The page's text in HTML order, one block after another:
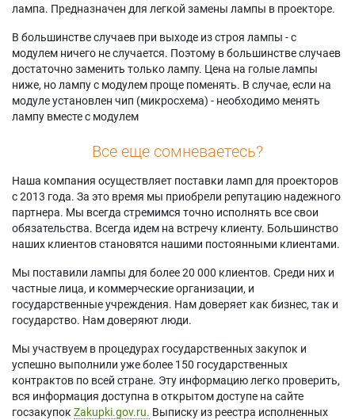
лампа. Предназначен для легкой замены лампы в проекторе.
В большинстве случаев при выходе из строя лампы - с
модулем ничего не случается. Поэтому в большинстве случаев
достаточно заменить только лампу. Цена на голые лампы
ниже, но лампу с модулем проще поменять. В случае, если на
модуле установлен чип (микросхема) - необходимо менять
лампу вместе с модулем
Все еще сомневаетесь?
Наша компания осуществляет поставки ламп для проекторов
с 2013 года. За это время мы приобрели репутацию надежного
партнера. Мы всегда стремимся точно исполнять все свои
обязательства. Всегда идем на встречу клиенту. Большинство
наших клиентов становятся нашими постоянными клиентами.
Мы поставили лампы для более 20 000 клиентов. Среди них и
частные лица, и коммерческие организации, и
государственные учреждения. Нам доверяет как бизнес, так и
государство. Нам доверяют люди.
Мы участвуем в процедурах государственных закупок и
успешно выполнили уже более 150 государственных
контрактов по всей стране. Эту информацию легко проверить,
вся информация доступна в открытом доступе на сайте
госзакупок Zakupki.gov.ru. Выписку из реестра исполненных